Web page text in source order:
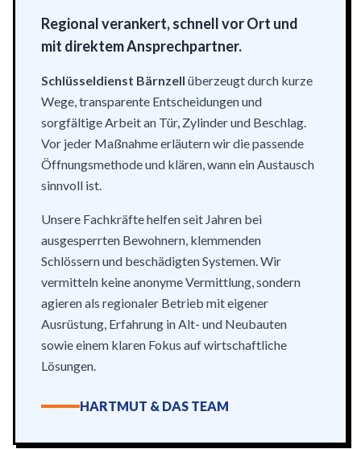
Regional verankert, schnell vor Ort und
mit direktem Ansprechpartner.
Schlüsseldienst Bärnzell überzeugt durch kurze
Wege, transparente Entscheidungen und
sorgfältige Arbeit an Tür, Zylinder und Beschlag.
Vor jeder Maßnahme erläutern wir die passende
Öffnungsmethode und klären, wann ein Austausch
sinnvoll ist.
Unsere Fachkräfte helfen seit Jahren bei
ausgesperrten Bewohnern, klemmenden
Schlössern und beschädigten Systemen. Wir
vermitteln keine anonyme Vermittlung, sondern
agieren als regionaler Betrieb mit eigener
Ausrüstung, Erfahrung in Alt- und Neubauten
sowie einem klaren Fokus auf wirtschaftliche
Lösungen.
HARTMUT & DAS TEAM